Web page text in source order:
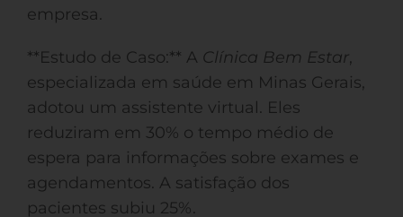
empresa.
**Estudo de Caso:** A Clínica Bem Estar,
especializada em saúde em Minas Gerais,
adotou um assistente virtual. Eles
reduziram em 30% o tempo médio de
espera para informações sobre exames e
agendamentos. A satisfação dos
pacientes subiu 25%.